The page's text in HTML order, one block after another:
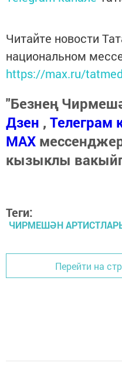
Читайте новости
национальном
https://max.ru/
"Безнең
Дзен , Телеграм
МАХ
кызыклы
Теги:
ЧИРМЕШӘН
Перейти на